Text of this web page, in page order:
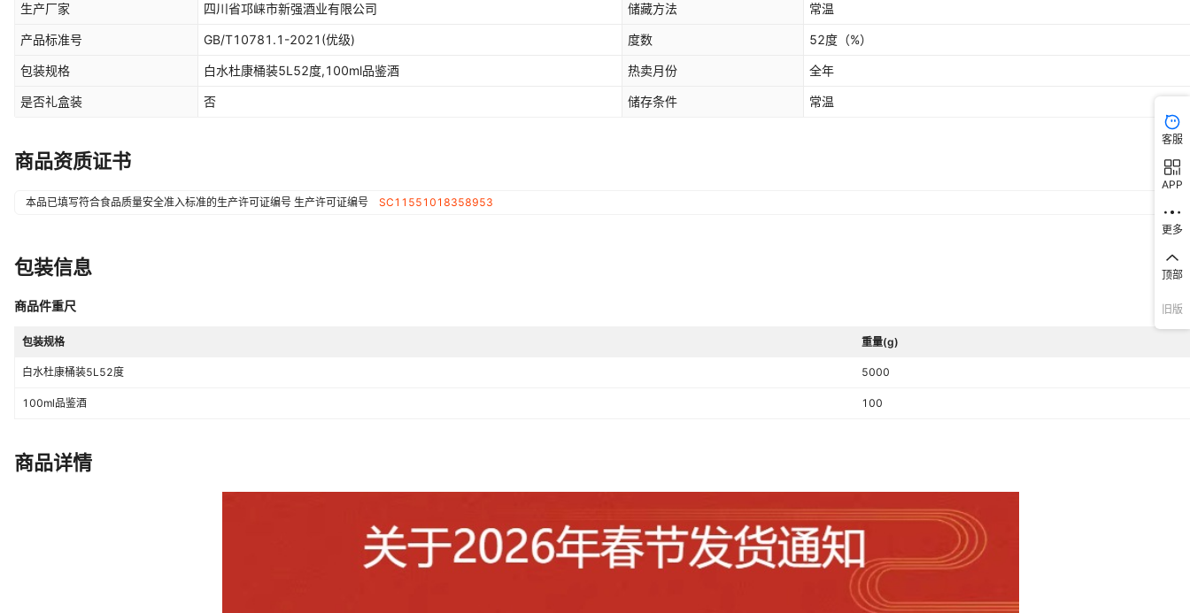
生产厂家 四川省邛崃市新强酒业有限公司 储藏方法 常温
产品标准号 GB/T10781.1-2021(优级) 度数 52度 （%）
包装规格 白水杜康桶装5L52度,100ml品鉴酒 热卖月份 全年
是否礼盒装 否 储存条件 常温
商品资质证书
本品已填写符合食品质量安全准入标准的生产许可证编号 生产许可证编号 SC11551018358953
包装信息
商品件重尺
包装规格 重量(g)
白水杜康桶装5L52度 5000
100ml品鉴酒 100
商品详情
客服
APP
更多
顶部
旧版